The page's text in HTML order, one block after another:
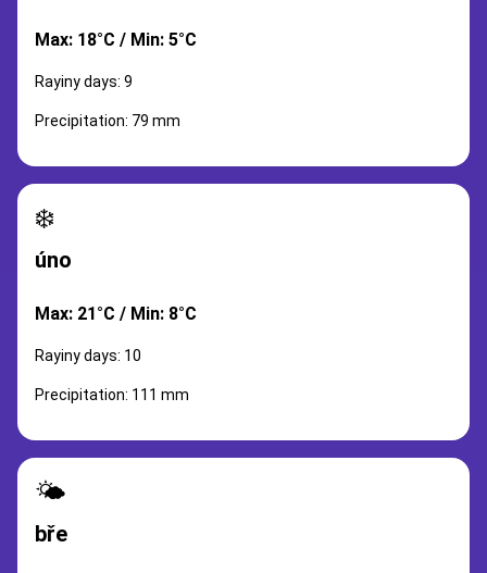
Max: 18°C / Min: 5°C
Rayiny days: 9
Precipitation: 79 mm
❄️
úno
Max: 21°C / Min: 8°C
Rayiny days: 10
Precipitation: 111 mm
🌤️
bře